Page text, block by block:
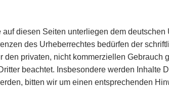
diesen Seiten unterliegen dem
des Urheberrechtes bedürfen der
privaten, nicht kommerziellen Gebrauch
beachtet. Insbesondere werden Inhalte
bitten wir um einen entsprechenden